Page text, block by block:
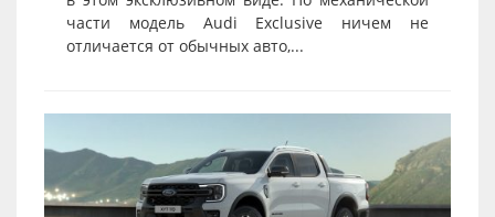
части модель Audi Exclusive ничем не
отличается от обычных авто,...